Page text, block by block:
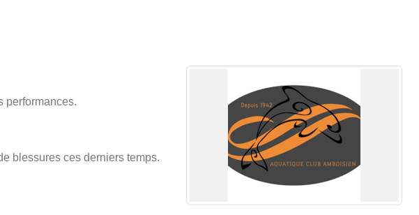
performances.
blessures ces derniers temps.